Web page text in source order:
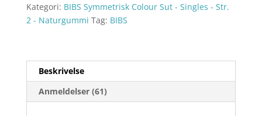
Kategori: BIBS Symmetrisk Colour Sut - Singles - Str.
2 - Naturgummi Tag: BIBS
Beskrivelse
Anmeldelser (61)